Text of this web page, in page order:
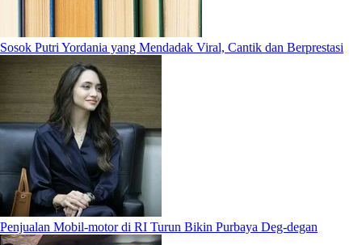
Sosok Putri Yordania yang Mendadak Viral, Cantik dan Berprestasi
Penjualan Mobil-motor di RI Turun Bikin Purbaya Deg-degan